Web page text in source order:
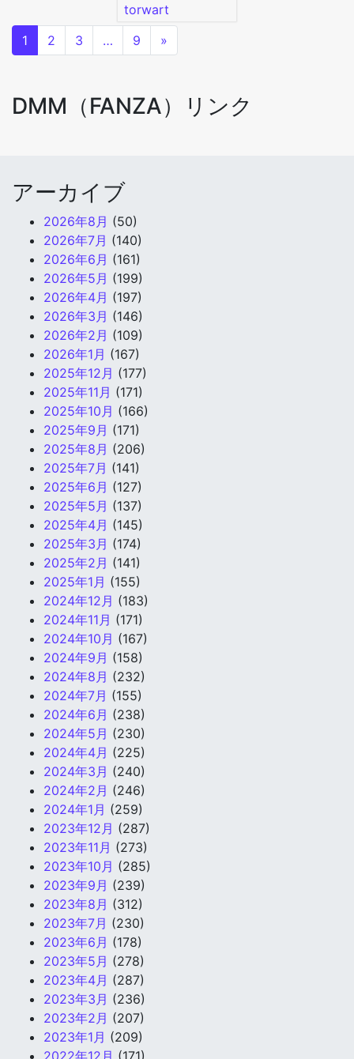
torwart
1
2 3 … 9 »
DMM（FANZA）リンク
アーカイブ
2026年8月 (50)
2026年7月 (140)
2026年6月 (161)
2026年5月 (199)
2026年4月 (197)
2026年3月 (146)
2026年2月 (109)
2026年1月 (167)
2025年12月 (177)
2025年11月 (171)
2025年10月 (166)
2025年9月 (171)
2025年8月 (206)
2025年7月 (141)
2025年6月 (127)
2025年5月 (137)
2025年4月 (145)
2025年3月 (174)
2025年2月 (141)
2025年1月 (155)
2024年12月 (183)
2024年11月 (171)
2024年10月 (167)
2024年9月 (158)
2024年8月 (232)
2024年7月 (155)
2024年6月 (238)
2024年5月 (230)
2024年4月 (225)
2024年3月 (240)
2024年2月 (246)
2024年1月 (259)
2023年12月 (287)
2023年11月 (273)
2023年10月 (285)
2023年9月 (239)
2023年8月 (312)
2023年7月 (230)
2023年6月 (178)
2023年5月 (278)
2023年4月 (287)
2023年3月 (236)
2023年2月 (207)
2023年1月 (209)
2022年12月 (171)